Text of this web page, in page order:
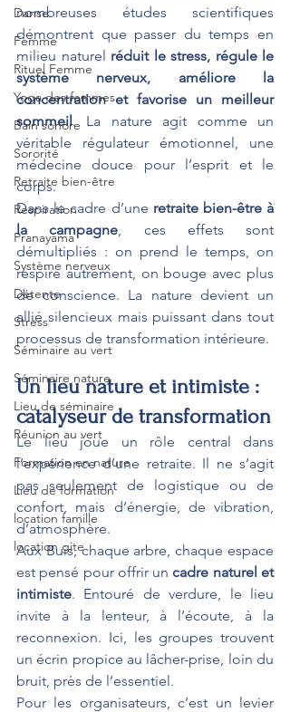
Danse
Femme
Rituel Femme
Yoga des femmes
Bain sonore
Sororité
Retraite bien-être
Respiration
Pranayama
Système nerveux
Détente
Stress
Séminaire au vert
Séminaire nature
Lieu de séminaire
Réunion au vert
Formation en nature
Lieu de formation
location famille
location gite
nombreuses études scientifiques
démontrent que passer du temps en
milieu naturel réduit le stress, régule le
système nerveux, améliore la
concentration et favorise un meilleur
sommeil. La nature agit comme un
véritable régulateur émotionnel, une
médecine douce pour l’esprit et le
corps.
Dans le cadre d’une retraite bien-être à
la campagne, ces effets sont
démultipliés : on prend le temps, on
respire autrement, on bouge avec plus
de conscience. La nature devient un
allié silencieux mais puissant dans tout
processus de transformation intérieure.
Un lieu nature et intimiste :
catalyseur de transformation
Le lieu joue un rôle central dans
l’expérience d’une retraite. Il ne s’agit
pas seulement de logistique ou de
confort, mais d’énergie, de vibration,
d’atmosphère.
Aux Buis, chaque arbre, chaque espace
est pensé pour offrir un cadre naturel et
intimiste. Entouré de verdure, le lieu
invite à la lenteur, à l’écoute, à la
reconnexion. Ici, les groupes trouvent
un écrin propice au lâcher-prise, loin du
bruit, près de l’essentiel.
Pour les organisateurs, c’est un levier